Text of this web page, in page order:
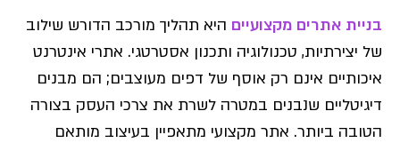
בניית אתרים מקצועיים היא תהליך מורכב הדורש שילוב
של יצירתיות, טכנולוגיה ותכנון אסטרטגי. אתרי אינטרנט
איכותיים אינם רק אוסף של דפים מעוצבים; הם מבנים
דיגיטליים שנבנים במטרה לשרת את צרכי העסק בצורה
הטובה ביותר. אתר מקצועי מתאפיין בעיצוב מותאם